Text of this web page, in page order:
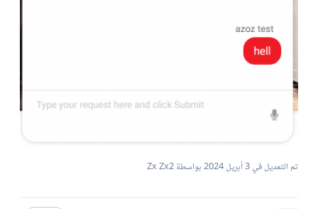
تم التعديل في3 أبريل 2024 بواسطة Zx Zx2